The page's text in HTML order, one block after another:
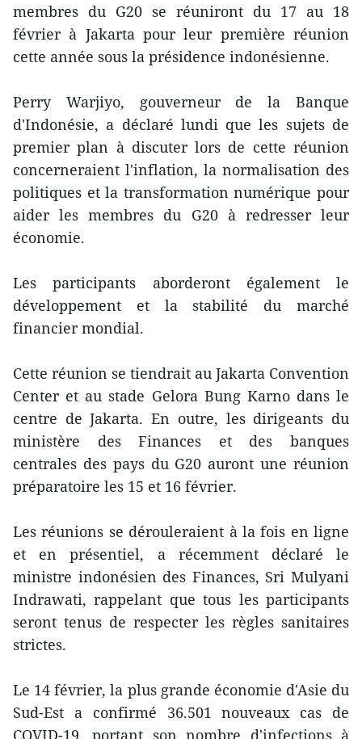
membres du G20 se réuniront du 17 au 18
février à Jakarta pour leur première réunion
cette année sous la présidence indonésienne.
Perry Warjiyo, gouverneur de la Banque
d'Indonésie, a déclaré lundi que les sujets de
premier plan à discuter lors de cette réunion
concerneraient l'inflation, la normalisation des
politiques et la transformation numérique pour
aider les membres du G20 à redresser leur
économie.
Les participants aborderont également le
développement et la stabilité du marché
financier mondial.
Cette réunion se tiendrait au Jakarta Convention
Center et au stade Gelora Bung Karno dans le
centre de Jakarta. En outre, les dirigeants du
ministère des Finances et des banques
centrales des pays du G20 auront une réunion
préparatoire les 15 et 16 février.
Les réunions se dérouleraient à la fois en ligne
et en présentiel, a récemment déclaré le
ministre indonésien des Finances, Sri Mulyani
Indrawati, rappelant que tous les participants
seront tenus de respecter les règles sanitaires
strictes.
Le 14 février, la plus grande économie d'Asie du
Sud-Est a confirmé 36.501 nouveaux cas de
COVID-19, portant son nombre d'infections à